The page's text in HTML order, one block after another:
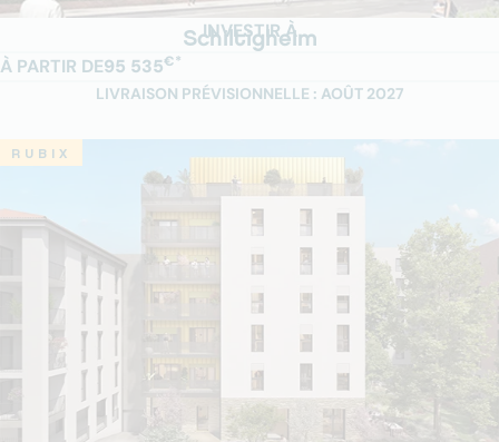
INVESTIR À
Schiltigheim
À PARTIR DE95 535€*
LIVRAISON PRÉVISIONNELLE : AOÛT 2027
RUBIX